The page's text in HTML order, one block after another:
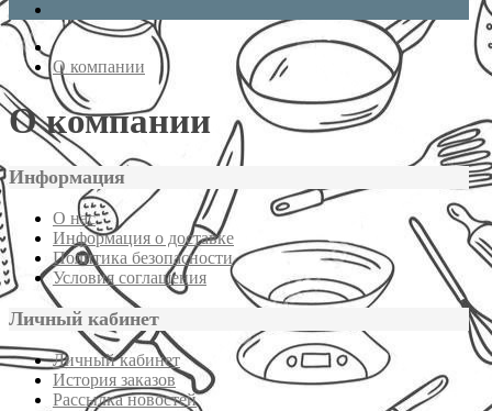
О компании
О компании
Информация
О нас
Информация о доставке
Политика безопасности
Условия соглашения
Личный кабинет
Личный кабинет
История заказов
Рассылка новостей